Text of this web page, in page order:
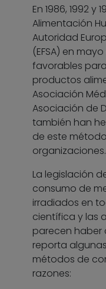
En 1986, 1992
Alimentación
Autoridad
(EFSA) en
favorables
productos
Asociación
Asociación de
también han
de este
organizaciones.
La legislación
consumo de
irradiados en
científica y las
parecen haber
reporta
métodos de
razones: